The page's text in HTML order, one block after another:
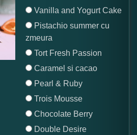
Vanilla and Yogurt Cake
Pistachio summer cu
zmeura
Tort Fresh Passion
Caramel si cacao
Pearl & Ruby
Trois Mousse
Chocolate Berry
Double Desire